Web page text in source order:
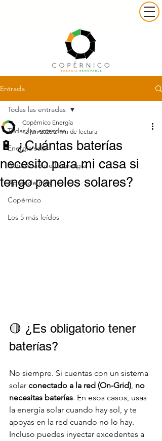
Entrada
Todas las entradas
Energía solar
Actualidad de la energía
Aprende más
Copérnico
Los 5 más leídos
Todas las entradas
🔋 ¿Cuántas baterías
necesito para mi casa si
tengo paneles solares?
Copérnico Energía
12 jun 2025 2 min de lectura
🟡 ¿Es obligatorio tener
baterías?
No siempre. Si cuentas con un sistema
solar conectado a la red (On-Grid), no
necesitas baterías. En esos casos, usas
la energía solar cuando hay sol, y te
apoyas en la red cuando no lo hay.
Incluso puedes inyectar excedentes a